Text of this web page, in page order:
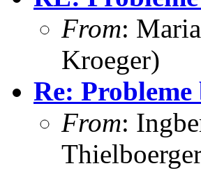
From:
Kroeger)
Re:
From: